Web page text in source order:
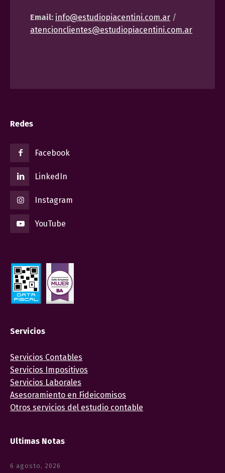
Email: info@estudiopiacentini.com.ar /
atencionclientes@estudiopiacentini.com.ar
Redes
Facebook
LinkedIn
Instagram
YouTube
Servicios
Servicios Contables
Servicios Impositivos
Servicios Laborales
Asesoramiento en Fideicomisos
Otros servicios del estudio contable
Ultimas Notas
6 agosto, 2026